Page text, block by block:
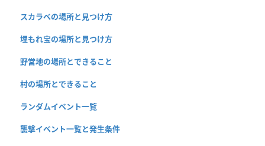
スカラベの場所と見つけ方
埋もれ宝の場所と見つけ方
野営地の場所とできること
村の場所とできること
ランダムイベント一覧
襲撃イベント一覧と発生条件